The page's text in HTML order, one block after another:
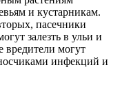
и кустарникам.
пасечники
залезть в ульи и
вредители могут
инфекций и